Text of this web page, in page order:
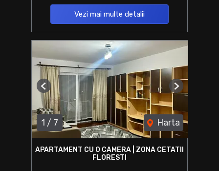
Vezi mai multe detalii
1 / 7 Harta
Previous Next
APARTAMENT CU O CAMERA | ZONA CETATII
FLORESTI